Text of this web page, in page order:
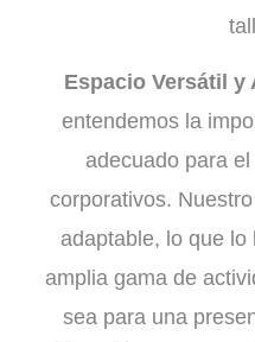
Espacio Versátil y
entendemos la
adecuado para
corporativos.
adaptable, lo que
amplia gama de
sea para una